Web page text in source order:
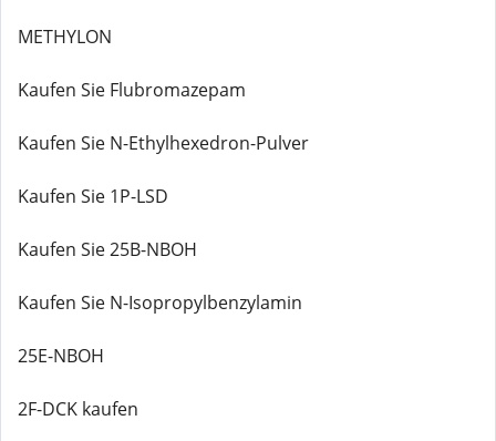
METHYLON
Kaufen Sie Flubromazepam
Kaufen Sie N-Ethylhexedron-Pulver
Kaufen Sie 1P-LSD
Kaufen Sie 25B-NBOH
Kaufen Sie N-Isopropylbenzylamin
25E-NBOH
2F-DCK kaufen